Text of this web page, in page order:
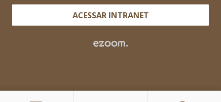
ACESSAR INTRANET